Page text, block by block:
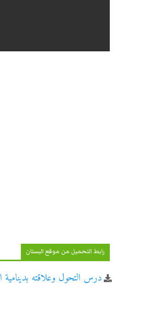
رابط التحميل من موقع البستان
درس التحول وعلاقته بدينامية